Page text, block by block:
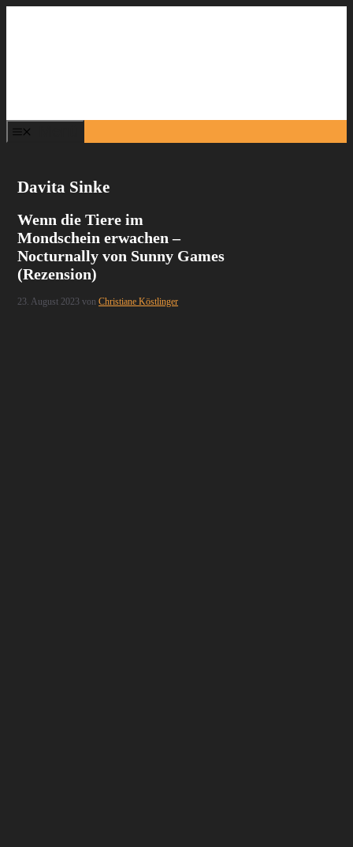
Davita Sinke
Wenn die Tiere im
Mondschein erwachen –
Nocturnally von Sunny Games
(Rezension)
23. August 2023 vonChristiane Köstlinger